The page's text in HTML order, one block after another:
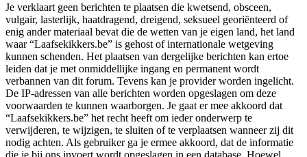
Je verklaart geen berichten te plaatsen die kwetsend, obsceen,
vulgair, lasterlijk, haatdragend, dreigend, seksueel georiënteerd of
enig ander materiaal bevat die de wetten van je eigen land, het land
waar “Laafsekikkers.be” is gehost of internationale wetgeving
kunnen schenden. Het plaatsen van dergelijke berichten kan ertoe
leiden dat je met onmiddellijke ingang en permanent wordt
verbannen van dit forum. Tevens kan je provider worden ingelicht.
De IP-adressen van alle berichten worden opgeslagen om deze
voorwaarden te kunnen waarborgen. Je gaat er mee akkoord dat
“Laafsekikkers.be” het recht heeft om ieder onderwerp te
verwijderen, te wijzigen, te sluiten of te verplaatsen wanneer zij dit
nodig achten. Als gebruiker ga je ermee akkoord, dat de informatie
die je bij ons invoert wordt opgeslagen in een database. Hoewel